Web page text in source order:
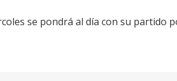
se pondrá al día con su partido